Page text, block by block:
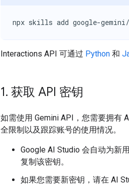
npx skills add google-
Interactions API 可通过 Python 和
1. 获取 API 密钥
如需使用 Gemini API，您需要拥有
全限制以及跟踪账号的使用情况。
Google AI Studio 会自动为新
复制该密钥。
如果您需要新密钥，请在 AI